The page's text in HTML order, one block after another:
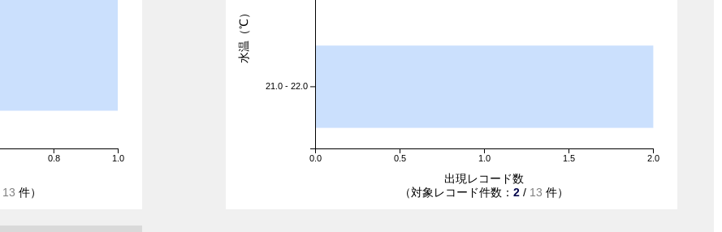
0.8 1.0
13 件）
0.0 0.5 1.0 1.5 2.0
21.0 - 22.0
出現レコード数
（対象レコード件数：2 / 13 件）
水温（℃）